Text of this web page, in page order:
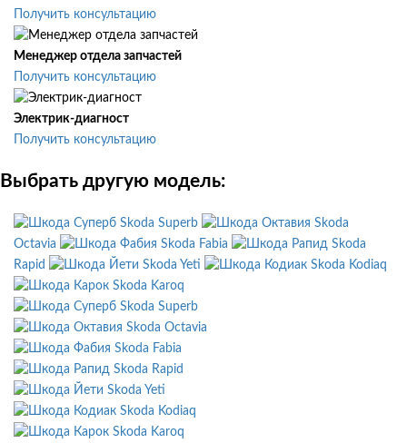
Получить консультацию
Менеджер отдела запчастей
Получить консультацию
Электрик-диагност
Получить консультацию
Выбрать другую модель:
Skoda Superb
Skoda
Octavia
Skoda Fabia
Skoda
Rapid
Skoda Yeti
Skoda Kodiaq
Skoda Karoq
Skoda Superb
Skoda Octavia
Skoda Fabia
Skoda Rapid
Skoda Yeti
Skoda Kodiaq
Skoda Karoq